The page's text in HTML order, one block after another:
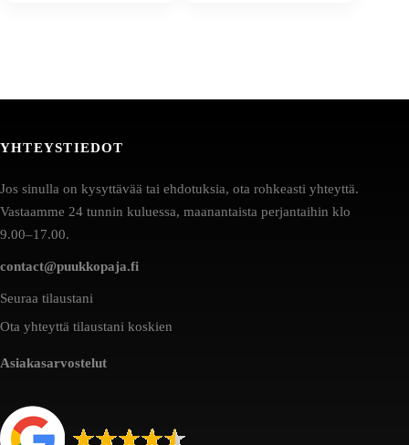
YHTEYSTIEDOT
Jos sinulla on kysyttävää tai ehdotuksia, ota rohkeasti yhteyttä.
Vastaamme 24 tunnin kuluessa, maanantaista perjantaihin klo
9.00–17.00.
contact@puukkopaja.fi
Seuraa tilaustani
Ota yhteyttä tilaustani koskien
Asiakasarvostelut